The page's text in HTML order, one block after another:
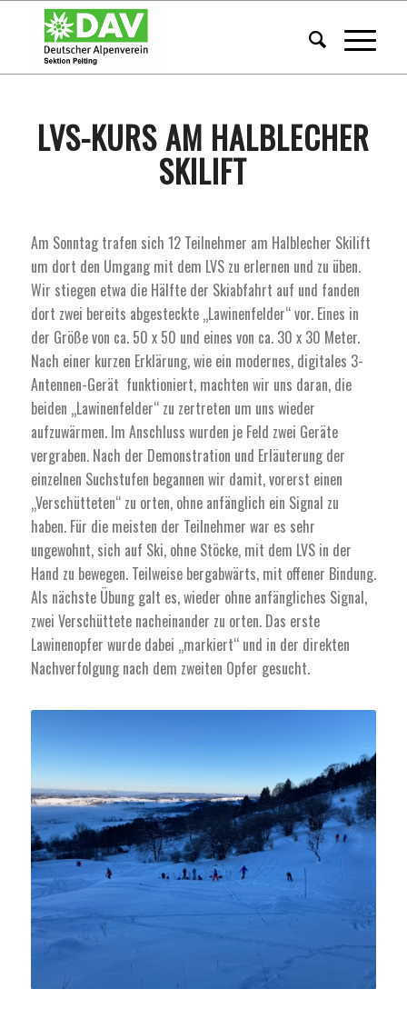
LVS-KURS AM HALBLECHER
SKILIFT
Am Sonntag trafen sich 12 Teilnehmer am Halblecher Skilift
um dort den Umgang mit dem LVS zu erlernen und zu üben.
Wir stiegen etwa die Hälfte der Skiabfahrt auf und fanden
dort zwei bereits abgesteckte „Lawinenfelder“ vor. Eines in
der Größe von ca. 50 x 50 und eines von ca. 30 x 30 Meter.
Nach einer kurzen Erklärung, wie ein modernes, digitales 3-
Antennen-Gerät funktioniert, machten wir uns daran, die
beiden „Lawinenfelder“ zu zertreten um uns wieder
aufzuwärmen. Im Anschluss wurden je Feld zwei Geräte
vergraben. Nach der Demonstration und Erläuterung der
einzelnen Suchstufen begannen wir damit, vorerst einen
„Verschütteten“ zu orten, ohne anfänglich ein Signal zu
haben. Für die meisten der Teilnehmer war es sehr
ungewohnt, sich auf Ski, ohne Stöcke, mit dem LVS in der
Hand zu bewegen. Teilweise bergabwärts, mit offener Bindung.
Als nächste Übung galt es, wieder ohne anfängliches Signal,
zwei Verschüttete nacheinander zu orten. Das erste
Lawinenopfer wurde dabei „markiert“ und in der direkten
Nachverfolgung nach dem zweiten Opfer gesucht.